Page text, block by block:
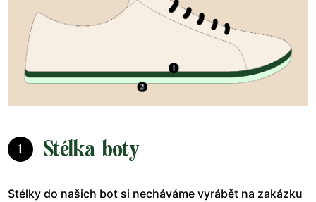
1 Stélka boty
Stélky do našich bot si necháváme vyrábět na zakázku